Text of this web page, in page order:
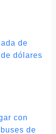
de
dólares
con
de